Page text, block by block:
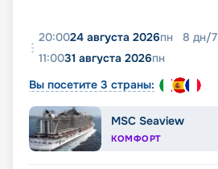
20:0024 августа 2026пн 8 дн/7
11:0031 августа 2026пн
Вы посетите 3 страны:
MSC Seaview
КОМФОРТ